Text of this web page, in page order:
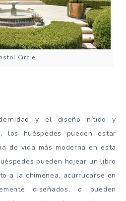
Circle
y el diseño nítido y
los huéspedes pueden estar
de vida más moderna en esta
pueden hojear un libro
a la chimenea, acurrucarse en
diseñados, o pueden